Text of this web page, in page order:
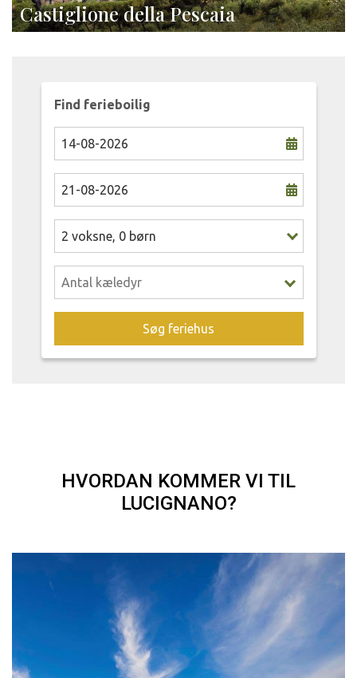
Castiglione della Pescaia
Find ferieboilig
2 voksne, 0 børn
Søg feriehus
HVORDAN KOMMER VI TIL
LUCIGNANO?